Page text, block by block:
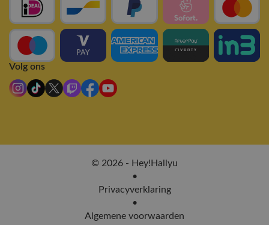
Volg ons
© 2026 - Hey!Hallyu
•
Privacyverklaring
•
Algemene voorwaarden